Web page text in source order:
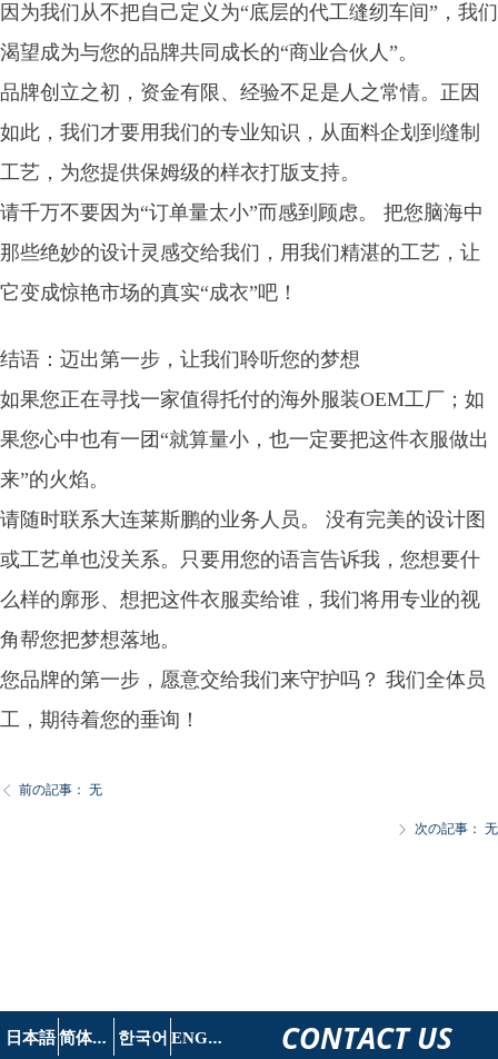
因为我们从不把自己定义为“底层的代工缝纫车间”，我们
渴望成为与您的品牌共同成长的“商业合伙人”。
品牌创立之初，资金有限、经验不足是人之常情。正因
如此，我们才要用我们的专业知识，从面料企划到缝制
工艺，为您提供保姆级的样衣打版支持。
请千万不要因为“订单量太小”而感到顾虑。 把您脑海中
那些绝妙的设计灵感交给我们，用我们精湛的工艺，让
它变成惊艳市场的真实“成衣”吧！
结语：迈出第一步，让我们聆听您的梦想
如果您正在寻找一家值得托付的海外服装OEM工厂；如
果您心中也有一团“就算量小，也一定要把这件衣服做出
来”的火焰。
请随时联系大连莱斯鹏的业务人员。 没有完美的设计图
或工艺单也没关系。只要用您的语言告诉我，您想要什
么样的廓形、想把这件衣服卖给谁，我们将用专业的视
角帮您把梦想落地。
您品牌的第一步，愿意交给我们来守护吗？ 我们全体员
工，期待着您的垂询！
ꁣ 前の記事： 无
ꁕ 次の記事： 无
CONTACT US
日本語 简
体中文 한국어 E
NGLISH